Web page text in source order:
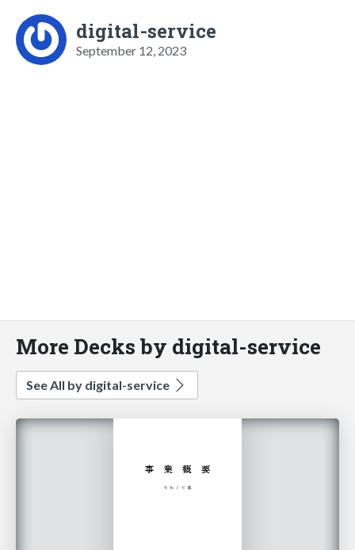
digital-service
September 12, 2023
More Decks by digital-service
See All by digital-service